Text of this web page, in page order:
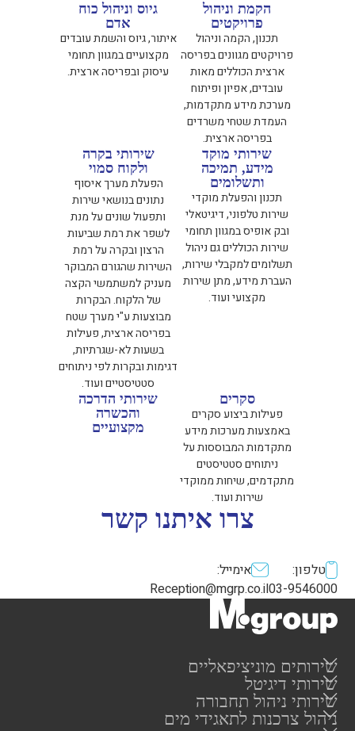
הקמת וניהול
פרויקטים
תכנון, הקמה וניהול
פרויקטים מגוונים בפריסה
ארצית הכוללים מאות
עובדים, אפיון ופיתוח
מערכת מידע מתקדמות,
העמדת שטחי משרדים
בפריסה ארצית.
גיוס וניהול כוח
אדם
איתור, גיוס והשמת עובדים
מקצועיים במגוון תחומי
עיסוק ובפריסה ארצית.
שירותי מוקד
מידע, תמיכה
ותשלומים
תכנון והפעלת מוקדי
שירות טלפוני, דיגיטאלי
ובק אופיס במגוון תחומי
שירות הכוללים גם ניהול
תשלומים למקבלי שירות,
העברת מידע, מתן שירות
מקצועי ועוד.
שירותי בקרה
ולקוח סמוי
הפעלת מערך איסוף
נתונים בנושאי שירות
ותפעול שונים על מנת
לשפר את רמת שביעות
הרצון ובקרה על רמת
השירות שהגורם המבוקר
מעניק למשתמשי הקצה
של הלקוח. הבקרות
מבוצעות ע"י מערך שטח
בפריסה ארצית, פעילות
בשעות לא-שגרתיות,
דגימות ובקרות לפי ניתוחים
סטטיסטיים ועוד.
סקרים
פעילות ביצוע סקרים
באמצעות מערכות מידע
מתקדמות המבוססות על
ניתוחים סטטיסטים
מתקדמים, שיחות ממוקדי
שירות ועוד.
שירותי הדרכה
והכשרה
מקצועיים
צרו איתנו קשר
טלפון:
03-9546000
אימייל:
Reception@mgrp.co.il
שירותים מוניציפאליים
סקרי נכסים ומדידות
היסעי תלמידים
שירותי דיגיטל
MAST
REPORT
שירותי ניהול תחבורה
סקרי תחבורה
ניהול צרכנות לתאגידי מים